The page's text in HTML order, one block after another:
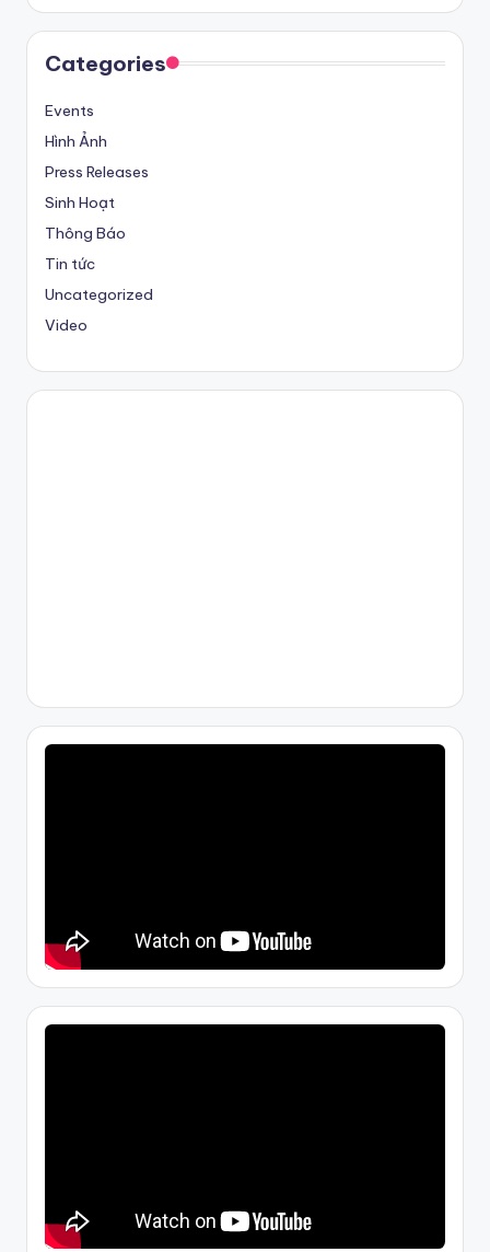
Categories
Events
Hình Ảnh
Press Releases
Sinh Hoạt
Thông Báo
Tin tức
Uncategorized
Video